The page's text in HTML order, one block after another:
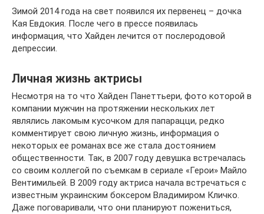
Зимой 2014 года на свет появился их первенец – дочка
Кая Евдокия. После чего в прессе появилась
информация, что Хайден лечится от послеродовой
депрессии.
Личная жизнь актрисы
Несмотря на то что Хайден Панеттьери, фото которой в
компании мужчин на протяжении нескольких лет
являлись лакомым кусочком для папарацци, редко
комментирует свою личную жизнь, информация о
некоторых ее романах все же стала достоянием
общественности. Так, в 2007 году девушка встречалась
со своим коллегой по съемкам в сериале «Герои» Майло
Вентимильей. В 2009 году актриса начала встречаться с
известным украинским боксером Владимиром Кличко.
Даже поговаривали, что они планируют пожениться,